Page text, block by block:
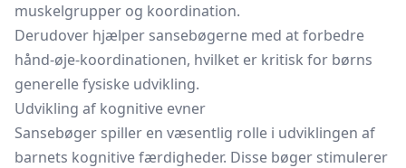
muskelgrupper og koordination.
Derudover hjælper sansebøgerne med at forbedre
hånd-øje-koordinationen, hvilket er kritisk for børns
generelle fysiske udvikling.
Udvikling af kognitive evner
Sansebøger spiller en væsentlig rolle i udviklingen af
barnets kognitive færdigheder. Disse bøger stimulerer